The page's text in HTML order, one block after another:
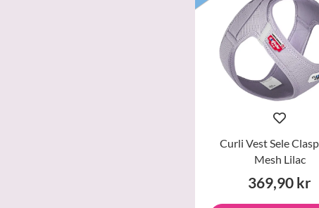
Curli Vest Sele
Mesh Lilac
369,90 kr